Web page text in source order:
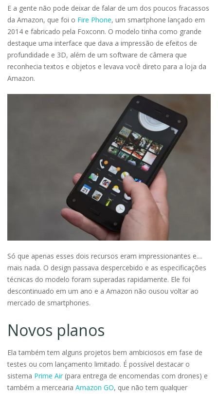
E a gente não pode deixar de falar de um dos poucos fracassos
da Amazon, que foi o Fire Phone, um smartphone lançado em
2014 e fabricado pela Foxconn. O modelo tinha como grande
destaque uma interface que dava a impressão de efeitos de
profundidade e 3D, além de um software de câmera que
reconhecia textos e objetos e levava você direto para a loja da
Amazon.
Só que apenas esses dois recursos eram impressionantes e....
mais nada. O design passava despercebido e as especificações
técnicas do modelo foram superadas rapidamente. Ele foi
descontinuado em um ano e a Amazon não ousou voltar ao
mercado de smartphones.
Novos planos
Ela também tem alguns projetos bem ambiciosos em fase de
testes ou com lançamento limitado. É possível destacar o
sistema Prime Air(para entrega de encomendas com drones) e
também a mercearia Amazon GO, que não tem qualquer